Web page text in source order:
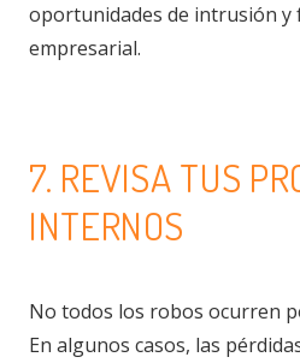
oportunidades de intrusión y
empresarial.
7. REVISA TUS
INTERNOS
No todos los robos ocurren
En algunos casos, las